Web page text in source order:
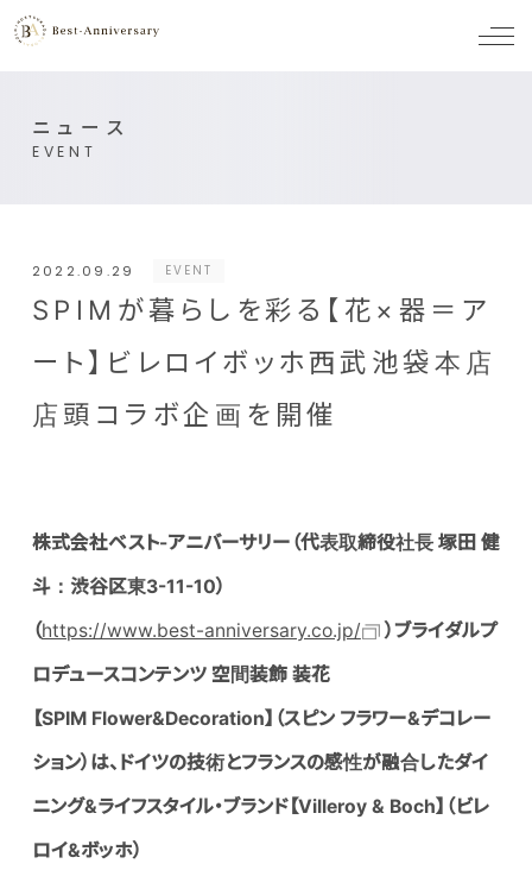
メ
ニュース
EVENT
2022.09.29 EVENT
SPIMが暮らしを彩る【花×器＝ア
ート】ビレロイボッホ西武池袋本店
店頭コラボ企画を開催
株式会社ベスト-アニバーサリー（代表取締役社長 塚田 健
斗：渋谷区東3-11-10）
（https://www.best-anniversary.co.jp/
）ブライダルプ
ロデュースコンテンツ 空間装飾 装花
【SPIM Flower&Decoration】（スピン フラワー&デコレー
ション）は、ドイツの技術とフランスの感性が融合したダイ
ニング&ライフスタイル・ブランド【Villeroy & Boch】（ビレ
ロイ&ボッホ）